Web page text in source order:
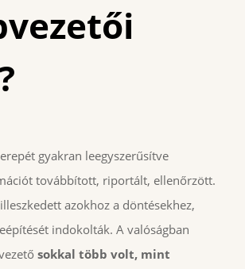
gyakran leegyszerűsítve
továbbított, riportált, ellenőrzött.
azokhoz a döntésekhez,
indokolták. A valóságban
sokkal több volt, mint